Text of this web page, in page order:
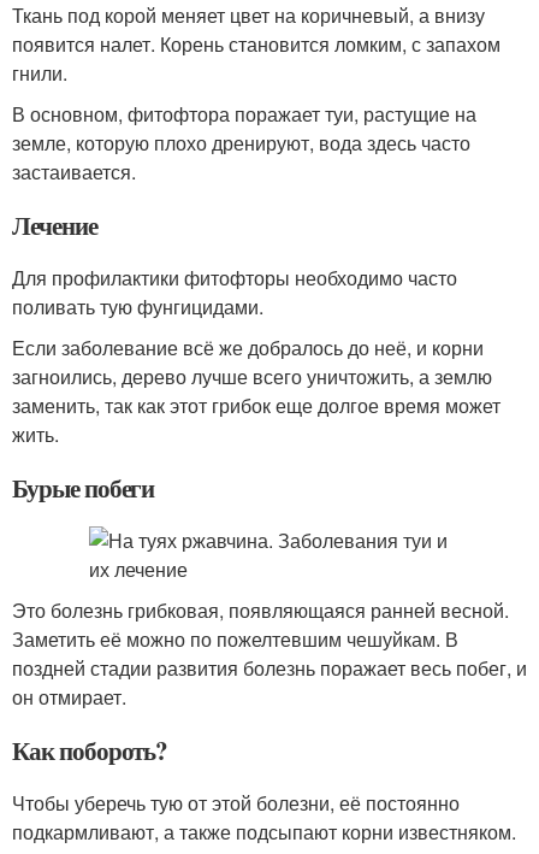
Ткань под корой меняет цвет на коричневый, а внизу
появится налет. Корень становится ломким, с запахом
гнили.
В основном, фитофтора поражает туи, растущие на
земле, которую плохо дренируют, вода здесь часто
застаивается.
Лечение
Для профилактики фитофторы необходимо часто
поливать тую фунгицидами.
Если заболевание всё же добралось до неё, и корни
загноились, дерево лучше всего уничтожить, а землю
заменить, так как этот грибок еще долгое время может
жить.
Бурые побеги
Это болезнь грибковая, появляющаяся ранней весной.
Заметить её можно по пожелтевшим чешуйкам. В
поздней стадии развития болезнь поражает весь побег, и
он отмирает.
Как побороть?
Чтобы уберечь тую от этой болезни, её постоянно
подкармливают, а также подсыпают корни известняком.